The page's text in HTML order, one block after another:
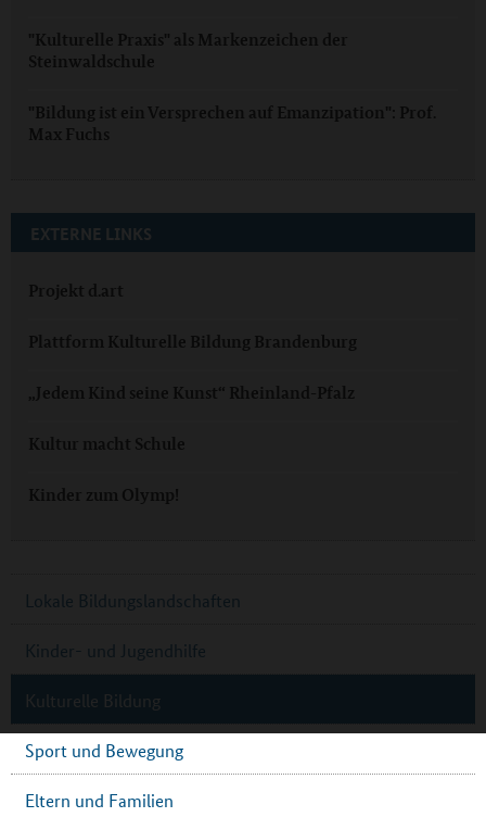
"Kulturelle Praxis" als Markenzeichen der
Steinwaldschule
"Bildung ist ein Versprechen auf Emanzipation": Prof.
Max Fuchs
EXTERNE LINKS
Projekt d.art
Plattform Kulturelle Bildung Brandenburg
„Jedem Kind seine Kunst“ Rheinland-Pfalz
Kultur macht Schule
Kinder zum Olymp!
Lokale Bildungslandschaften
Kinder- und Jugendhilfe
Kulturelle Bildung
Sport und Bewegung
Eltern und Familien